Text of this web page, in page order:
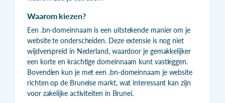
Waarom kiezen?
Een .bn-domeinnaam is een uitstekende manier om je
website te onderscheiden. Deze extensie is nog niet
wijdverspreid in Nederland, waardoor je gemakkelijker
een korte en krachtige domeinnaam kunt vastleggen.
Bovendien kun je met een .bn-domeinnaam je website
richten op de Bruneise markt, wat interessant kan zijn
voor zakelijke activiteiten in Brunei.